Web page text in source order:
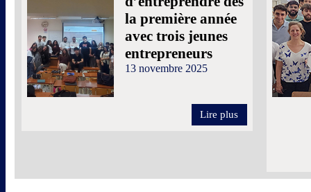
la première année
avec trois jeunes
entrepreneurs
13 novembre 2025
Lire plus